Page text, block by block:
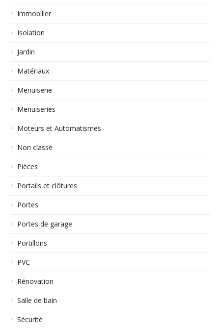
Immobilier
Isolation
Jardin
Matériaux
Menuiserie
Menuiseries
Moteurs et Automatismes
Non classé
Pièces
Portails et clôtures
Portes
Portes de garage
Portillons
PVC
Rénovation
Salle de bain
Sécurité